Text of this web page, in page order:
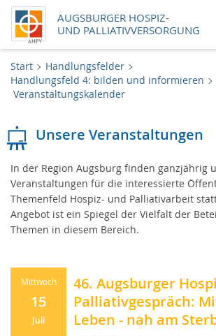
AUGSBURGER HOSPIZ-
UND PALLIATIVVERSORGUNG
Aktuelles
Handlungsfelder
Über uns
Uns unterstützen
Karriere
Online-Shop
Kontakt
Start
Handlungsfelder
Handlungsfeld 4: bilden und informieren
Veranstaltungskalender
Unsere Veranstaltungen
In der Region Augsburg finden ganzjährig
Veranstaltungen für die interessierte
Themenfeld Hospiz- und Palliativarbeit
Angebot ist ein Spiegel der Vielfalt der
Themen in diesem Bereich.
Mittwoch
15
Juli
46. Augsburger
Palliativgespräch:
Leben - nah am